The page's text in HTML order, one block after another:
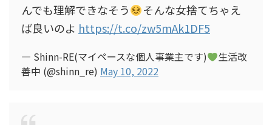
んでも理解できなそう
そんな女捨てちゃえ
ば良いのよ https://t.co/zw5mAk1DF5
— Shinn-RE(マイペースな個人事業主です)
生活改
善中 (@shinn_re) May 10, 2022